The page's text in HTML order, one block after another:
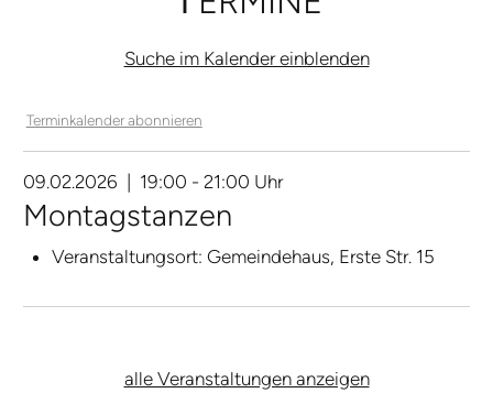
Suche im Kalender einblenden
Terminkalender abonnieren
09.02.2026 | 19:00 - 21:00 Uhr
Montagstanzen
Veranstaltungsort: Gemeindehaus, Erste Str. 15
alle Veranstaltungen anzeigen